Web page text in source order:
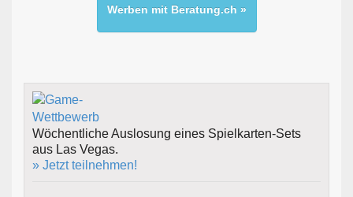
Werben mit Beratung.ch »
Wöchentliche Auslosung eines Spielkarten-Sets
aus Las Vegas.
» Jetzt teilnehmen!